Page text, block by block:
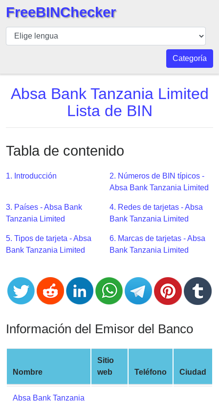
BIN
Inspector
BIN
Número
API
BIN
Generator
BIN
Checker
BIN
CC
Generator
from
Banks
Credit
Card
Validator
Credit
Card
Generator
Credit
Card
Generator
FreeBINChecker
Categoría
Absa Bank Tanzania Limited
Lista de BIN
Tabla de contenido
1. Introducción
2. Números de BIN típicos -
Absa Bank Tanzania Limited
3. Países - Absa Bank
Tanzania Limited
4. Redes de tarjetas - Absa
Bank Tanzania Limited
5. Tipos de tarjeta - Absa
Bank Tanzania Limited
6. Marcas de tarjetas - Absa
Bank Tanzania Limited
Información del Emisor del Banco
Nombre
Sitio
web
Teléfono Ciudad
Absa Bank Tanzania